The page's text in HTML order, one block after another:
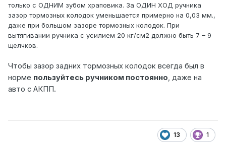
только с ОДНИМ зубом храповика. За ОДИН ХОД ручника
зазор тормозных колодок уменьшается примерно на 0,03 мм.,
даже при большом зазоре тормозных колодок. При
вытягивании ручника с усилием 20 кг/см2 должно быть 7 – 9
щелчков.
Чтобы зазор задних тормозных колодок всегда был в
норме пользуйтесь ручником постоянно , даже на
авто с АКПП.
13 1